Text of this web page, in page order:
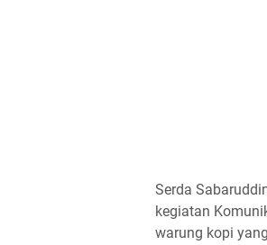
Serda
kegiatan
warung kopi